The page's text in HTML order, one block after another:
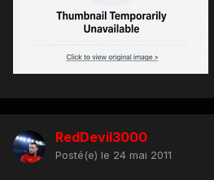
RedDevil3000
Posté(e) le 24 mai 2011